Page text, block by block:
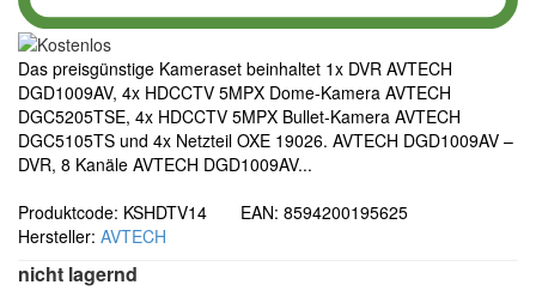
Das preisgünstige Kameraset beinhaltet 1x DVR AVTECH
DGD1009AV, 4x HDCCTV 5MPX Dome-Kamera AVTECH
DGC5205TSE, 4x HDCCTV 5MPX Bullet-Kamera AVTECH
DGC5105TS und 4x Netzteil OXE 19026. AVTECH DGD1009AV –
DVR, 8 Kanäle AVTECH DGD1009AV...
Produktcode: KSHDTV14 EAN: 8594200195625
Hersteller: AVTECH
nicht lagernd